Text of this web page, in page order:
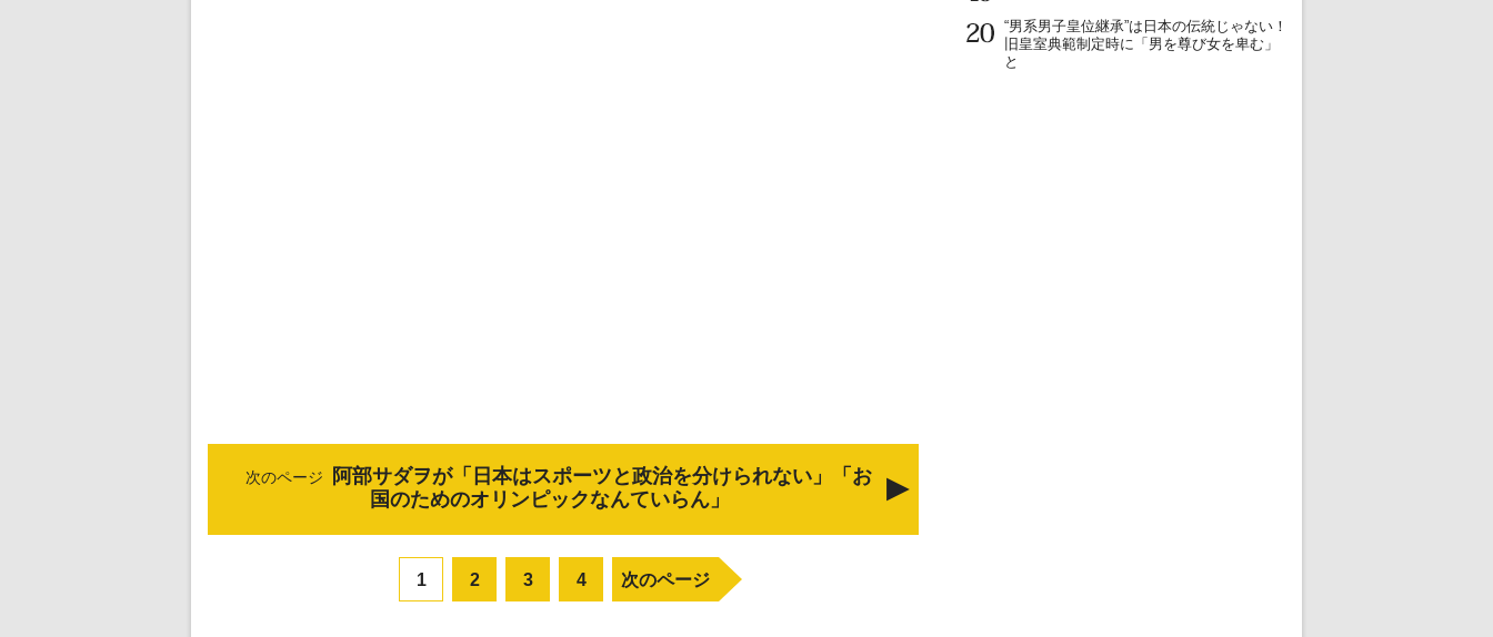
次のページ
阿部サダヲが「日本はスポーツと政治を分けられない」「お
国のためのオリンピックなんていらん」
1 2 3 4 次のページ
20
“男系男子皇位継承”は日本の伝統じゃない！
旧皇室典範制定時に「男を尊び女を卑む」
と